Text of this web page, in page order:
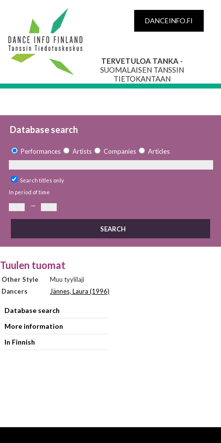
DANCEINFO.FI
TERVETULOA TANKA -
SUOMALAISEN TANSSIN
TIETOKANTAAN
Database search
Performances Artists Companies Articles
Search titles only
In period of time
—
Tuulen tuomat
Other Style
Muu tyylilaji
Dancers
Jännes, Laura (1996)
Database search
More information
In Finnish